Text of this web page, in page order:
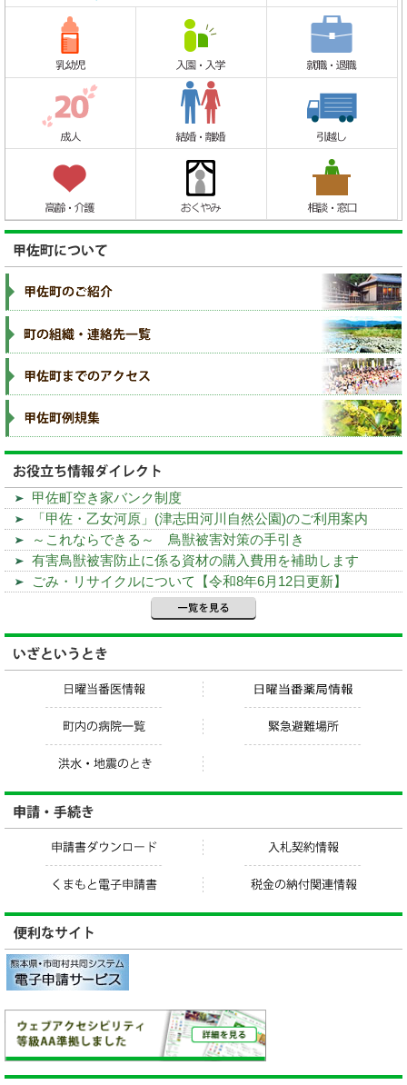
甲佐町空き家バンク制度
「甲佐・乙女河原」(津志田河川自然公園)のご利用案内
～これならできる～ 鳥獣被害対策の手引き
有害鳥獣被害防止に係る資材の購入費用を補助します
ごみ・リサイクルについて【令和8年6月12日更新】